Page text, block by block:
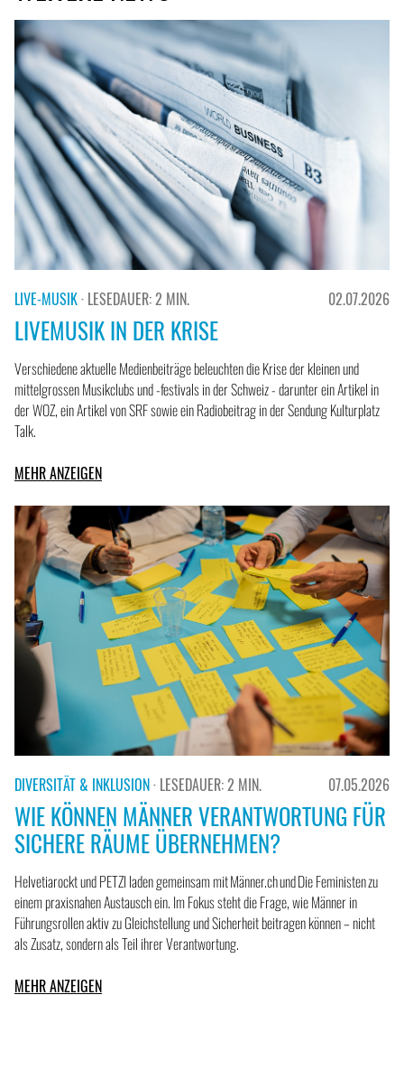
LIVE-MUSIK· LESEDAUER: 2 MIN. 02.07.2026
LIVEMUSIK IN DER KRISE
Verschiedene aktuelle Medienbeiträge beleuchten die Krise der kleinen und
mittelgrossen Musikclubs und -festivals in der Schweiz - darunter ein Artikel in
der WOZ, ein Artikel von SRF sowie ein Radiobeitrag in der Sendung Kulturplatz
Talk.
MEHR ANZEIGEN
DIVERSITÄT & INKLUSION· LESEDAUER: 2 MIN. 07.05.2026
WIE KÖNNEN MÄNNER VERANTWORTUNG FÜR
SICHERE RÄUME ÜBERNEHMEN?
Helvetiarockt und PETZI laden gemeinsam mit Männer.ch und Die Feministen zu
einem praxisnahen Austausch ein. Im Fokus steht die Frage, wie Männer in
Führungsrollen aktiv zu Gleichstellung und Sicherheit beitragen können – nicht
als Zusatz, sondern als Teil ihrer Verantwortung.
MEHR ANZEIGEN